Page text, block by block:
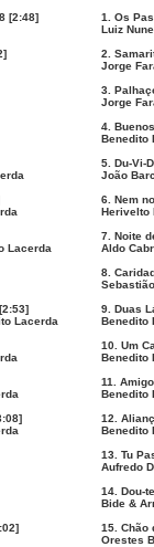
[2:48]
Lacerda
Lacerda
1. Os
Luiz
2.
Jorge
3.
Jorge
4.
Benedito
5. Du-Vi-
João
6. Nem
Herivelto
7. Noite
Aldo
8.
9. Duas
Benedito
10. Um
Benedito
11.
Benedito
12.
Benedito
13. Tu
Aufredo
14. Dou-
Bide &
15. Chão
Orestes